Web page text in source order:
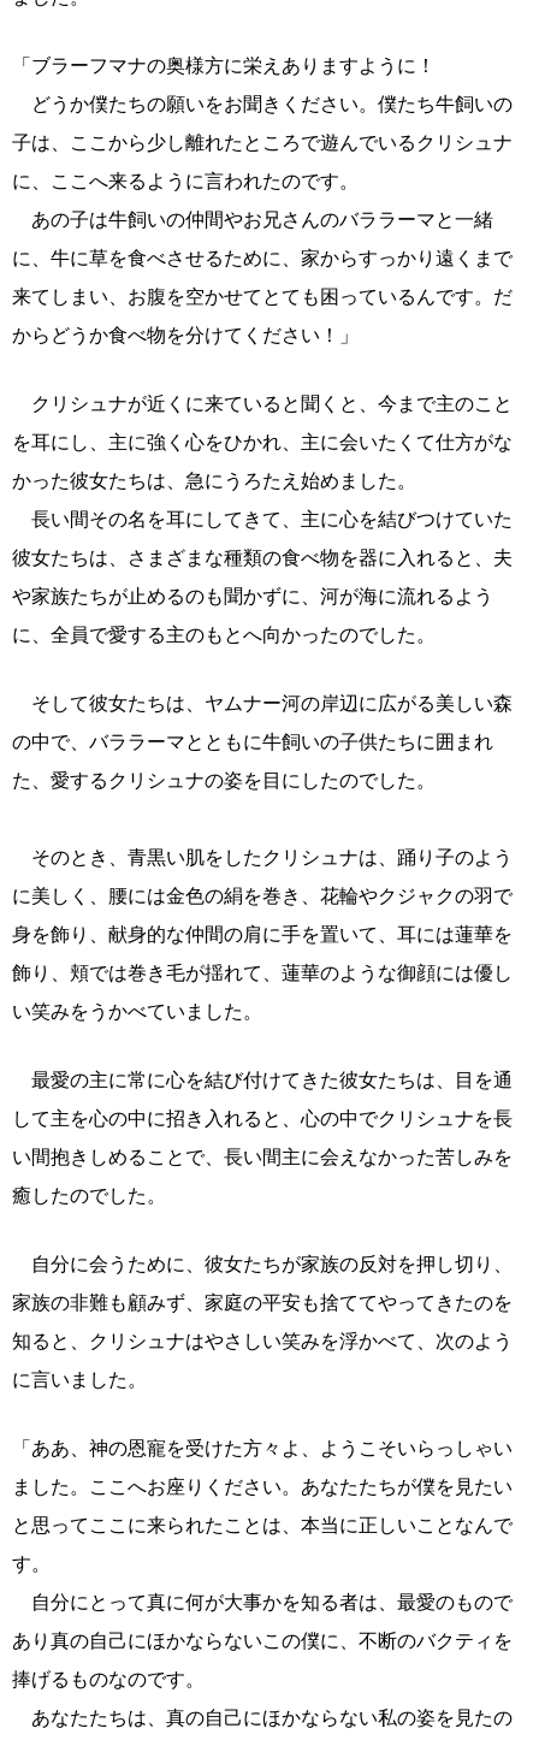
「ブラーフマナの奥様方に栄えありますように！
どうか僕たちの願いをお聞きください。僕たち牛飼いの
子は、ここから少し離れたところで遊んでいるクリシュナ
に、ここへ来るように言われたのです。
あの子は牛飼いの仲間やお兄さんのバララーマと一緒
に、牛に草を食べさせるために、家からすっかり遠くまで
来てしまい、お腹を空かせてとても困っているんです。だ
からどうか食べ物を分けてください！」
クリシュナが近くに来ていると聞くと、今まで主のこと
を耳にし、主に強く心をひかれ、主に会いたくて仕方がな
かった彼女たちは、急にうろたえ始めました。
長い間その名を耳にしてきて、主に心を結びつけていた
彼女たちは、さまざまな種類の食べ物を器に入れると、夫
や家族たちが止めるのも聞かずに、河が海に流れるよう
に、全員で愛する主のもとへ向かったのでした。
そして彼女たちは、ヤムナー河の岸辺に広がる美しい森
の中で、バララーマとともに牛飼いの子供たちに囲まれ
た、愛するクリシュナの姿を目にしたのでした。
そのとき、青黒い肌をしたクリシュナは、踊り子のよう
に美しく、腰には金色の絹を巻き、花輪やクジャクの羽で
身を飾り、献身的な仲間の肩に手を置いて、耳には蓮華を
飾り、頬では巻き毛が揺れて、蓮華のような御顔には優し
い笑みをうかべていました。
最愛の主に常に心を結び付けてきた彼女たちは、目を通
して主を心の中に招き入れると、心の中でクリシュナを長
い間抱きしめることで、長い間主に会えなかった苦しみを
癒したのでした。
自分に会うために、彼女たちが家族の反対を押し切り、
家族の非難も顧みず、家庭の平安も捨ててやってきたのを
知ると、クリシュナはやさしい笑みを浮かべて、次のよう
に言いました。
「ああ、神の恩寵を受けた方々よ、ようこそいらっしゃい
ました。ここへお座りください。あなたたちが僕を見たい
と思ってここに来られたことは、本当に正しいことなんで
す。
自分にとって真に何が大事かを知る者は、最愛のもので
あり真の自己にほかならないこの僕に、不断のバクティを
捧げるものなのです。
あなたたちは、真の自己にほかならない私の姿を見たの